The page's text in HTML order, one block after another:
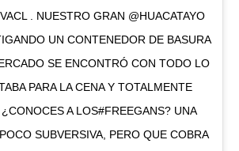
. NUESTRO GRAN @HUACATAYO
UN CONTENEDOR DE BASURA
SE ENCONTRÓ CON TODO LO
PARA LA CENA Y TOTALMENTE
A LOS#FREEGANS? UNA
SUBVERSIVA, PERO QUE COBRA